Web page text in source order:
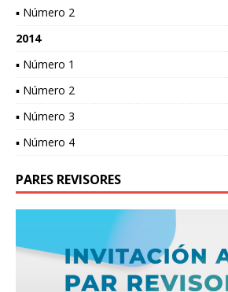
▪ Número 2
2014
▪ Número 1
▪ Número 2
▪ Número 3
▪ Número 4
PARES REVISORES